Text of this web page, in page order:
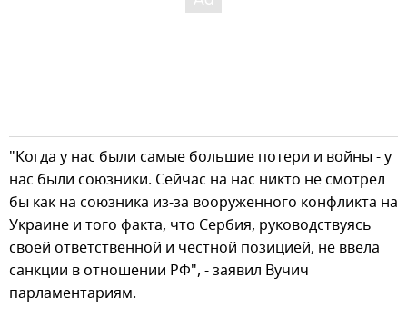
"Когда у нас были самые большие потери и войны - у
нас были союзники. Сейчас на нас никто не смотрел
бы как на союзника из-за вооруженного конфликта на
Украине и того факта, что Сербия, руководствуясь
своей ответственной и честной позицией, не ввела
санкции в отношении РФ", - заявил Вучич
парламентариям.